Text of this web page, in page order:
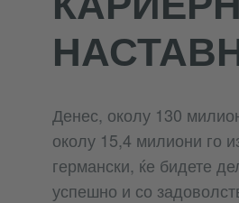
Денес, околу 130
околу 15,4 милиони го
германски, ќе бидете
успешно и со